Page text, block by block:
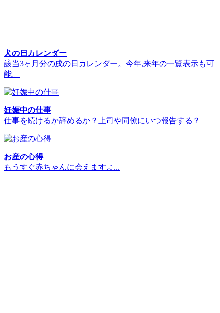
犬の日カレンダー
該当3ヶ月分の戌の日カレンダー。今年,来年の一覧表示も可
能。
妊娠中の仕事
仕事を続けるか辞めるか？上司や同僚にいつ報告する？
お産の心得
もうすぐ赤ちゃんに会えますよ...